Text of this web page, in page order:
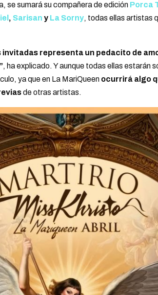
se sumará su compañera de edición Porca
, Sarisan y La Sorny, todas ellas artistas
invitadas representa un pedacito de
, ha explicado. Y aunque todas ellas estarán
ya que en La MariQueen ocurrirá algo
de otras artistas.